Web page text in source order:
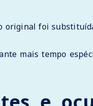
original foi
mais tempo